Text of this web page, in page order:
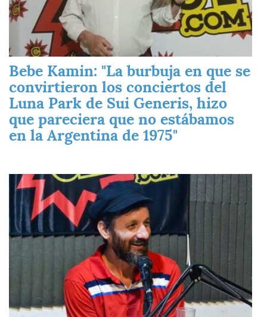
Bebe Kamin: "La burbuja en que se
convirtieron los conciertos del
Luna Park de Sui Generis, hizo
que pareciera que no estábamos
en la Argentina de 1975"
Imagen